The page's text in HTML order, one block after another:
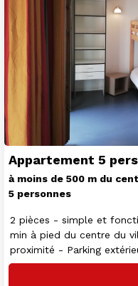
Appartement 5
à moins de 500 m du
5 personnes
2 pièces - simple et
min à pied du centre du
proximité - Parking